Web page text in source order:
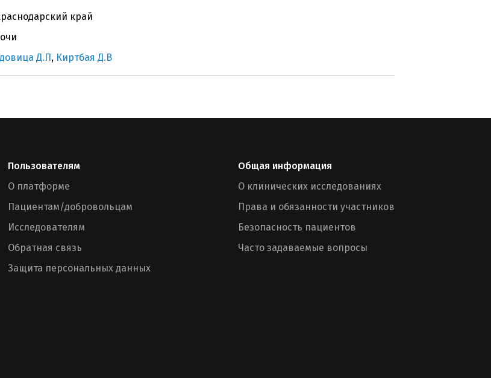
край
Д.П, Киртбая Д.В
Пользователям
О платформе
Пациентам/добровольцам
Исследователям
Обратная связь
Защита персональных данных
Общая информация
О клинических исследованиях
Права и обязанности участников
Безопасность пациентов
Часто задаваемые вопросы